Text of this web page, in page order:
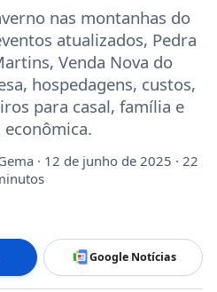
nas montanhas do
atualizados, Pedra
Venda Nova do
hospedagens, custos,
para casal, família e
· 12 de junho de 2025 · 22
Google Notícias